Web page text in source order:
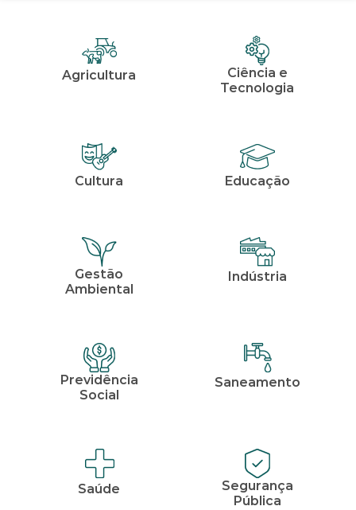
Agricultura
Ciência e
Tecnologia
Cultura Educação
Gestão
Ambiental
Indústria
Previdência
Social
Saneamento
Saúde
Segurança
Pública